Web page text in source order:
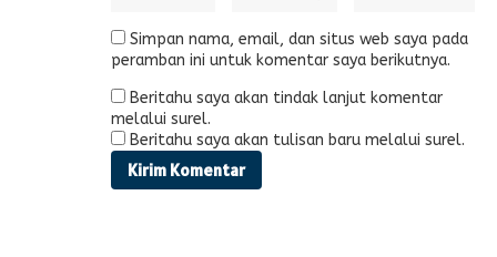
Simpan nama, email, dan situs web saya pada
peramban ini untuk komentar saya berikutnya.
Beritahu saya akan tindak lanjut komentar
melalui surel.
Beritahu saya akan tulisan baru melalui surel.